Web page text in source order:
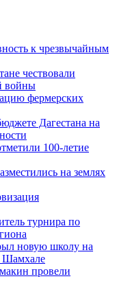
к чрезвычайным
чествовали
войны
фермерских
Дагестана на
100-летие
на землях
турнира по
новую школу на
Шамхале
провели